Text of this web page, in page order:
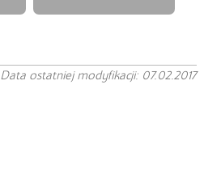
Data ostatniej modyfikacji: 07.02.2017